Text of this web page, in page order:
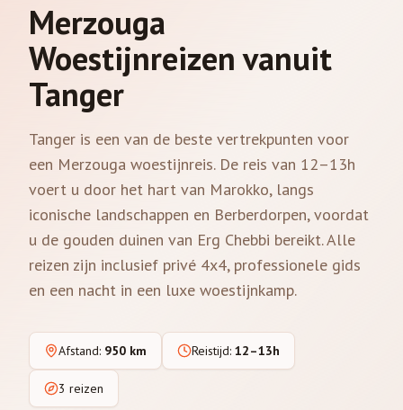
Merzouga
Woestijnreizen vanuit
Tanger
Tanger is een van de beste vertrekpunten voor
een Merzouga woestijnreis. De reis van 12–13h
voert u door het hart van Marokko, langs
iconische landschappen en Berberdorpen, voordat
u de gouden duinen van Erg Chebbi bereikt. Alle
reizen zijn inclusief privé 4x4, professionele gids
en een nacht in een luxe woestijnkamp.
Afstand: 950 km Reistijd: 12–13h
3 reizen